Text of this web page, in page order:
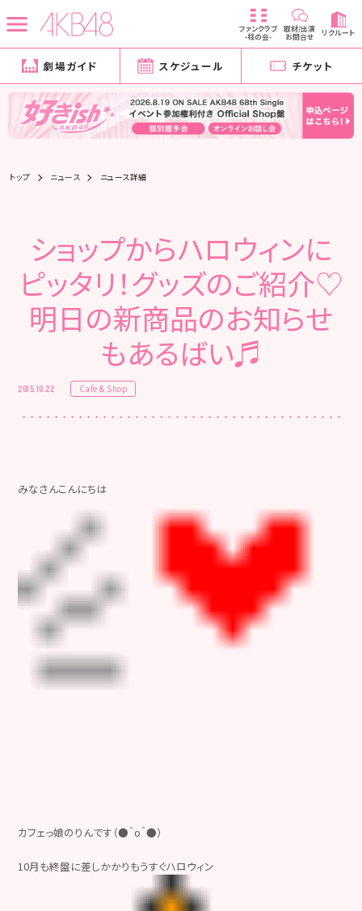
ファンクラブ
-柱の会-
取材/出演
お問合せ リクルート
劇場ガイド スケジュール チケット
トップ ニュース ニュース詳細
ショップからハロウィンに
ピッタリ！グッズのご紹介♡
明日の新商品のお知らせ
もあるばい♬
2015.10.22 Cafe & Shop
みなさんこんにちは
カフェっ娘のりんです（●＾o＾●）
10月も終盤に差しかかりもうすぐハロウィン